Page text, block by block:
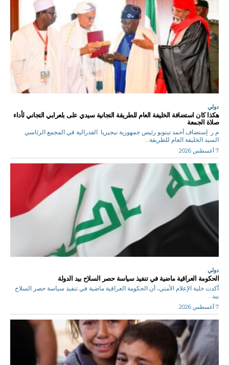
دولي
هكذا كان استضافة الخليفة العام للطريقة التجانية سيدي على بلعرابي التجاني لأداء
صلاة الجمعة
م.ر إستضاف أحمد تينوبو رئيس جمهورية نيجيريا الفدرالية في المجمع الرئاسي
السيد الخليفة العام للطريقة...
7 أغسطس 2026
دولي
الحكومة العراقية ماضية في تنفيذ سياسة حصر السلاح بيد الدولة
أكدت خلية الإعلام الأمني، أن الحكومة العراقية ماضية في تنفيذ سياسة حصر السلاح
بيد...
7 أغسطس 2026